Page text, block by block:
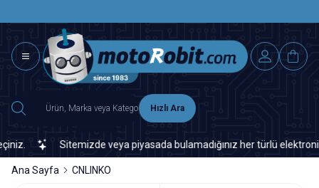
Hızlı Ara
Sitemizde veya piyasada bulamadığınız her türlü elektronik
Ana Sayfa CNLINKO